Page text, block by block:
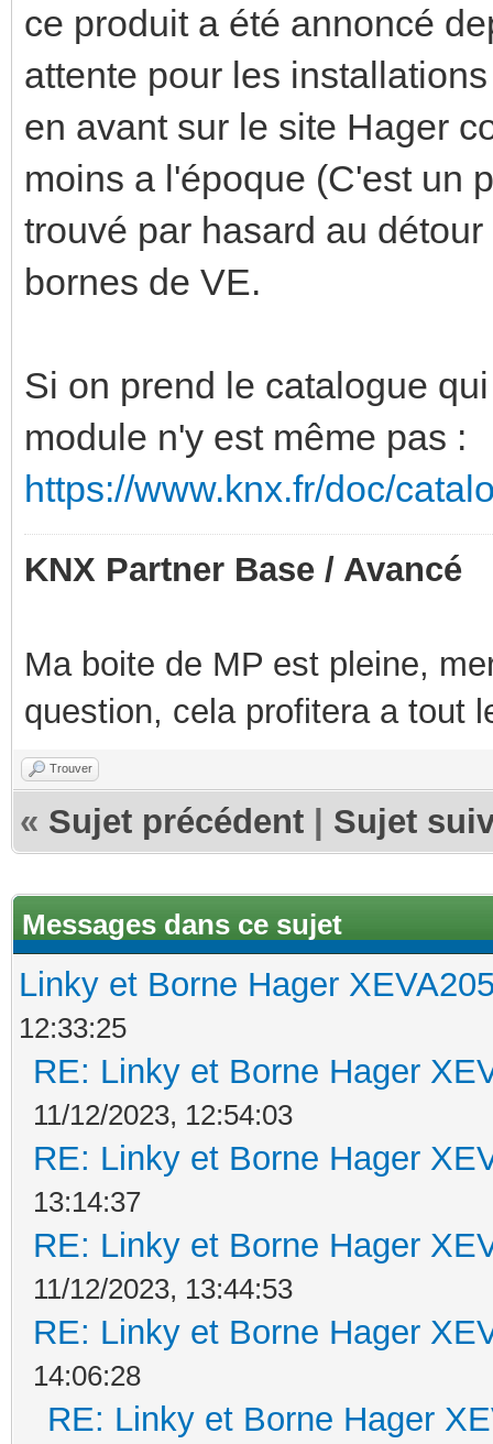
ce produit a été annoncé
attente pour les
en avant sur le site Hager
moins a l'époque (C'est un
trouvé par hasard au
bornes de VE.
Si on prend le catalogue
module n'y est même pas :
https://www.knx.fr/doc/
KNX Partner Base / Avancé
Ma boite de MP est pleine,
question, cela profitera a tout
Trouver
« Sujet précédent Sujet
Messages dans ce sujet
Linky et Borne Hager
12:33:25
RE: Linky et Borne Hager
11/12/2023, 12:54:03
RE: Linky et Borne Hager
13:14:37
RE: Linky et Borne Hager
11/12/2023, 13:44:53
RE: Linky et Borne Hager
14:06:28
RE: Linky et Borne Hager